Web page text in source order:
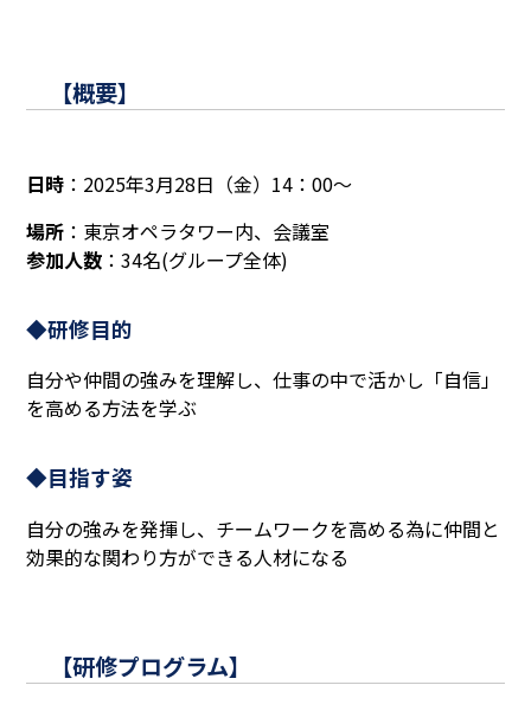
【概要】
日時 ：2025年3月28日（金）14：00～
場所 ：東京オペラタワー内、会議室
参加人数 ：34名(グループ全体)
◆研修目的
自分や仲間の強みを理解し、仕事の中で活かし「自信」
を高める方法を学ぶ
◆目指す姿
自分の強みを発揮し、チームワークを高める為に仲間と
効果的な関わり方ができる人材になる
【研修プログラム】